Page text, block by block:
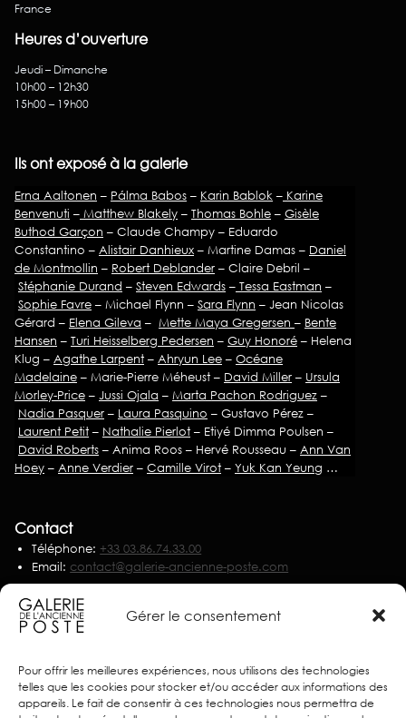
Gérer le consentement
Pour offrir les meilleures expériences, nous utilisons des technologies
telles que les cookies pour stocker et/ou accéder aux informations des
appareils. Le fait de consentir à ces technologies nous permettra de
France
Heures d’ouverture
Jeudi – Dimanche
10h00 – 12h30
15h00 – 19h00
Ils ont exposé à la galerie
Erna Aaltonen – Pálma Babos – Karin Bablok – Karine
Benvenuti – Matthew Blakely – Thomas Bohle – Gisèle
Buthod Garçon – Claude Champy – Eduardo
Constantino – Alistair Danhieux – Martine Damas – Daniel
de Montmollin – Robert Deblander – Claire Debril –
Stéphanie Durand – Steven Edwards – Tessa Eastman –
Sophie Favre – Michael Flynn – Sara Flynn – Jean Nicolas
Gérard – Elena Gileva – Mette Maya Gregersen – Bente
Hansen – Turi Heisselberg Pedersen – Guy Honoré – Helena
Klug – Agathe Larpent – Ahryun Lee – Océane
Madelaine – Marie-Pierre Méheust – David Miller – Ursula
Morley-Price – Jussi Ojala – Marta Pachon Rodriguez –
Nadia Pasquer – Laura Pasquino – Gustavo Pérez –
Laurent Petit – Nathalie Pierlot – Etiyé Dimma Poulsen –
David Roberts – Anima Roos – Hervé Rousseau – Ann Van
Hoey – Anne Verdier – Camille Virot – Yuk Kan Yeung …
Contact
Téléphone: +33 03.86.74.33.00
Email: contact@galerie-ancienne-poste.com
Nous écrire
Partenaires